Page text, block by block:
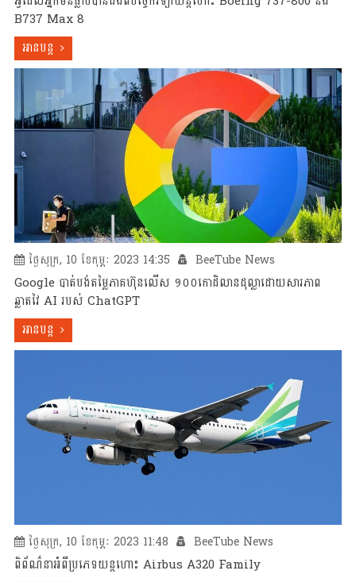
B737 Max 8
អានបន្ត
ថ្ងៃសុក្រ, 10 ខែកុម្ភៈ 2023 14:35 BeeTube News
Google បាត់បង់តម្លៃភាគហ៊ុនលើស ១០០កោដិលានដុល្លាដោយសារភាព
ឆ្លាតវៃ AI របស់ ChatGPT
អានបន្ត
ថ្ងៃសុក្រ, 10 ខែកុម្ភៈ 2023 11:48 BeeTube News
ពិព័ណ៌នាអំពីប្រភេទយន្តហោះ Airbus A320​ Family